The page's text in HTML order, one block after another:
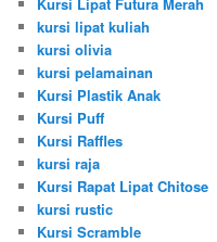
kursi lipat kuliah
kursi olivia
kursi pelamainan
Kursi Plastik Anak
Kursi Puff
Kursi Raffles
kursi raja
Kursi Rapat Lipat Chitose
kursi rustic
Kursi Scramble